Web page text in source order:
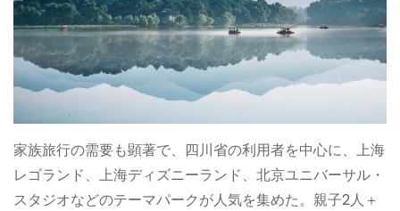
家族旅行の需要も顕著で、四川省の利用者を中心に、上海
レゴランド、上海ディズニーランド、北京ユニバーサル・
スタジオなどのテーマパークが人気を集めた。親子2人＋